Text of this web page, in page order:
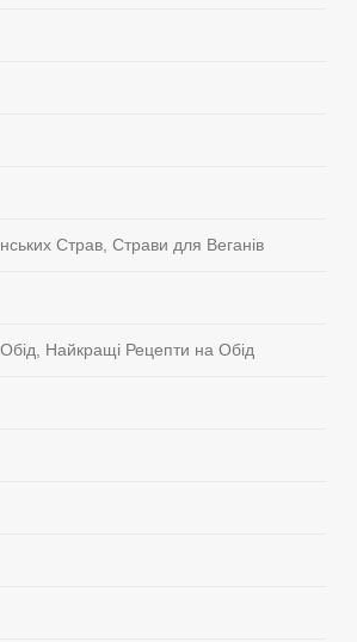
Страв, Страви для Веганів
Найкращі Рецепти на Обід